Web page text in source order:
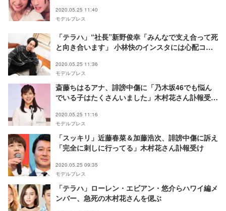
2020.05.25 11:40
モデルプレス
「テラハ」“社長”新野俊幸「みんなで支え合って死
と向き合います」 小林快のインスタには心配コメ
2020.05.25 11:36
モデルプレス
斎藤ちはるアナ、誹謗中傷に「乃木坂46でも悩ん
でいる子はたくさんいました」木村花さん訃報受け
2020.05.25 11:16
モデルプレス
「スッキリ」近藤春菜＆加藤浩次、誹謗中傷に訴え
「完全に刺しに行ってる」木村花さん訃報受け
2020.05.25 09:35
モデルプレス
「テラハ」ローレン・エビアン・悠介らハワイ編メ
ンバー、急死の木村花さんを偲ぶ